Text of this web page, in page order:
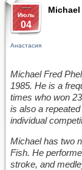
Июль
04
Michael
Анастасия
Michael Fred
1985. He is a
times who won
is also a
individual
Michael has two
Fish. He
stroke, and